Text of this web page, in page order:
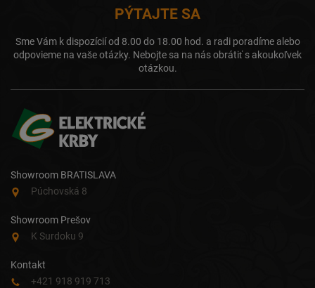
PÝTAJTE SA
Sme Vám k dispozícií od 8.00 do 18.00 hod. a radi poradíme alebo
odpovieme na vaše otázky. Nebojte sa na nás obrátiť s akoukoľvek
otázkou.
Showroom BRATISLAVA
Púchovská 8
Showroom Prešov
K Surdoku 9
Kontakt
+421 918 919 713